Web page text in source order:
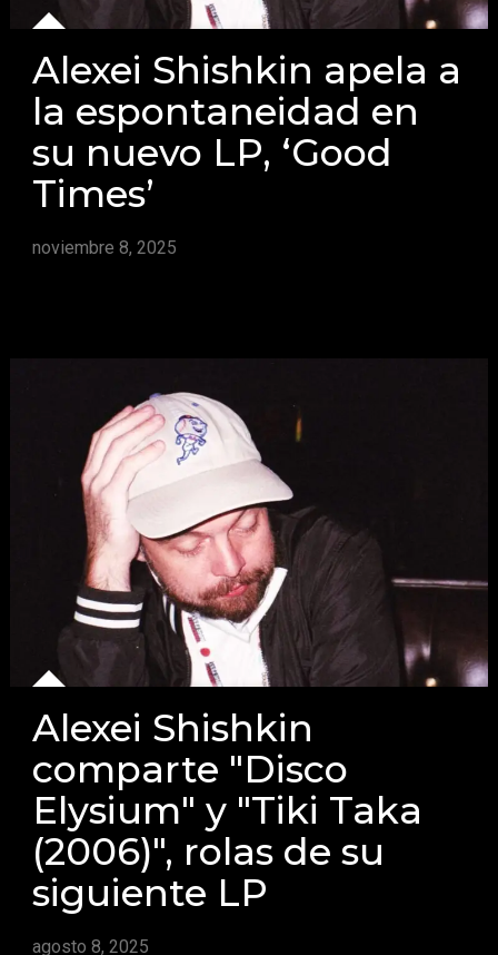
Alexei Shishkin apela a
la espontaneidad en
su nuevo LP, ‘Good
Times’
noviembre 8, 2025
Alexei Shishkin
comparte "Disco
Elysium" y "Tiki Taka
(2006)", rolas de su
siguiente LP
agosto 8, 2025